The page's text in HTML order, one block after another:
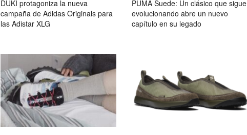
DUKI protagoniza la nueva
campaña de Adidas Originals para
las Adistar XLG
PUMA Suede: Un clásico que sigue
evolucionando abre un nuevo
capítulo en su legado